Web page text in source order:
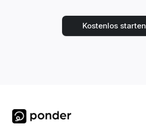
Kostenlos starten